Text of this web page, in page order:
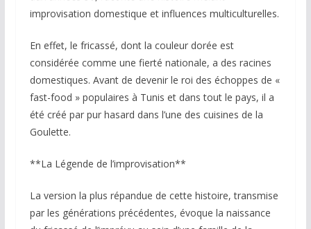
improvisation domestique et influences multiculturelles.
En effet, le fricassé, dont la couleur dorée est
considérée comme une fierté nationale, a des racines
domestiques. Avant de devenir le roi des échoppes de «
fast-food » populaires à Tunis et dans tout le pays, il a
été créé par pur hasard dans l’une des cuisines de la
Goulette.
**La Légende de l’improvisation**
La version la plus répandue de cette histoire, transmise
par les générations précédentes, évoque la naissance